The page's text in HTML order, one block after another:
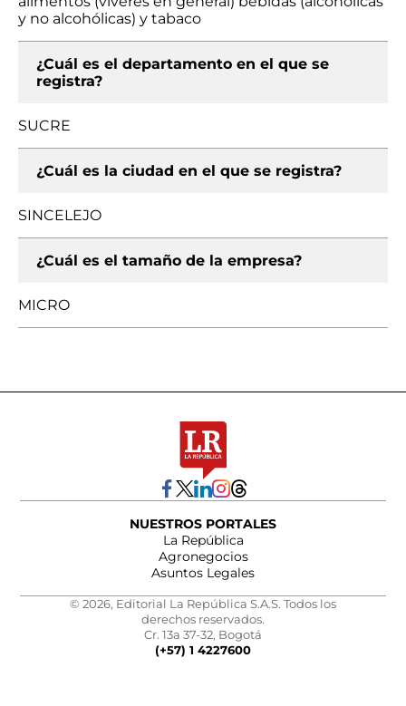
y no alcohólicas) y tabaco
¿Cuál es el departamento en el que se
registra?
SUCRE
¿Cuál es la ciudad en el que se registra?
SINCELEJO
¿Cuál es el tamaño de la empresa?
MICRO
NUESTROS PORTALES
La República
Agronegocios
Asuntos Legales
© 2026, Editorial La República S.A.S. Todos los
derechos reservados.
Cr. 13a 37-32, Bogotá
(+57) 1 4227600